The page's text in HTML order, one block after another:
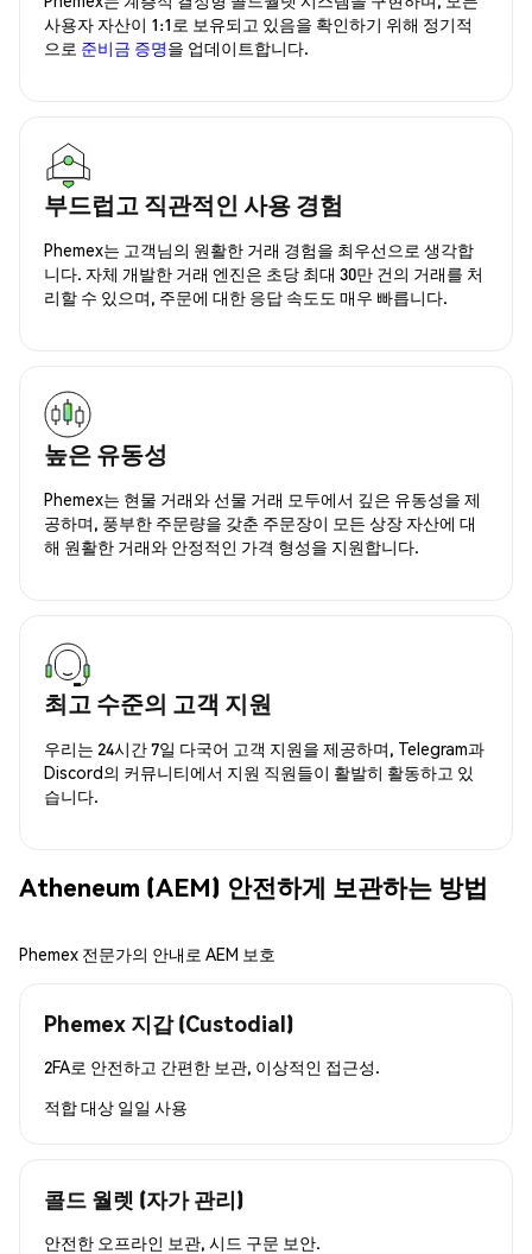
사용자 자산이 1:1로 보유되고 있음을 확인하기 위해 정기적
으로 준비금 증명을 업데이트합니다.
부드럽고 직관적인 사용 경험
Phemex는 고객님의 원활한 거래 경험을 최우선으로 생각합
니다. 자체 개발한 거래 엔진은 초당 최대 30만 건의 거래를 처
리할 수 있으며, 주문에 대한 응답 속도도 매우 빠릅니다.
높은 유동성
Phemex는 현물 거래와 선물 거래 모두에서 깊은 유동성을 제
공하며, 풍부한 주문량을 갖춘 주문장이 모든 상장 자산에 대
해 원활한 거래와 안정적인 가격 형성을 지원합니다.
최고 수준의 고객 지원
우리는 24시간 7일 다국어 고객 지원을 제공하며, Telegram과
Discord의 커뮤니티에서 지원 직원들이 활발히 활동하고 있
습니다.
Atheneum (AEM) 안전하게 보관하는 방법
Phemex 전문가의 안내로 AEM 보호
Phemex 지갑 (Custodial)
2FA로 안전하고 간편한 보관, 이상적인 접근성.
적합 대상 일일 사용
콜드 월렛 (자가 관리)
안전한 오프라인 보관, 시드 구문 보안.